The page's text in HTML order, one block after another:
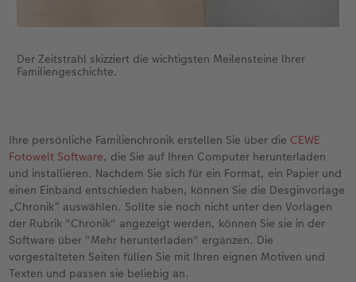
Der Zeitstrahl skizziert die wichtigsten Meilensteine Ihrer
Familiengeschichte.
Ihre persönliche Familienchronik erstellen Sie über die CEWE
Fotowelt Software, die Sie auf Ihren Computer herunterladen
und installieren. Nachdem Sie sich für ein Format, ein Papier und
einen Einband entschieden haben, können Sie die Desginvorlage
„Chronik“ auswählen. Sollte sie noch nicht unter den Vorlagen
der Rubrik "Chronik" angezeigt werden, können Sie sie in der
Software über "Mehr herunterladen" ergänzen. Die
vorgestalteten Seiten füllen Sie mit Ihren eignen Motiven und
Texten und passen sie beliebig an.